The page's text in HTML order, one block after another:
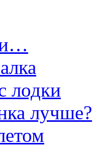
лодки
лучше?